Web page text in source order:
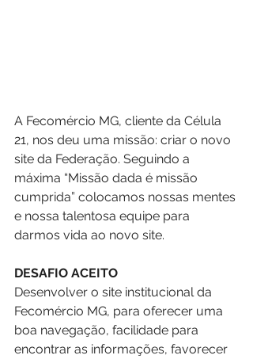
A Fecomércio MG, cliente da Célula
21, nos deu uma missão: criar o novo
site da Federação. Seguindo a
máxima “Missão dada é missão
cumprida” colocamos nossas mentes
e nossa talentosa equipe para
darmos vida ao novo site.
DESAFIO ACEITO
Desenvolver o site institucional da
Fecomércio MG, para oferecer uma
boa navegação, facilidade para
encontrar as informações, favorecer